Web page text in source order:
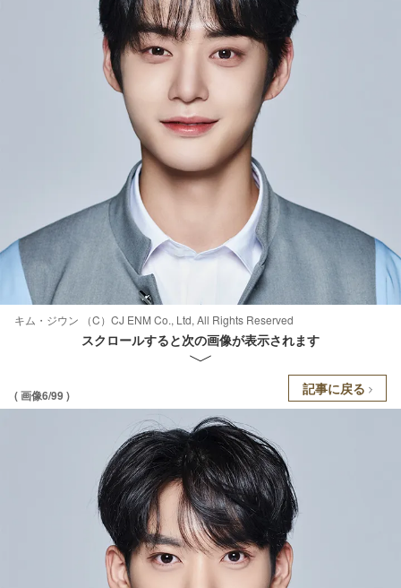
キム・ジウン （C）CJ ENM Co., Ltd, All Rights Reserved
スクロールすると次の画像が表示されます
( 画像6/99 ) 記事に戻る